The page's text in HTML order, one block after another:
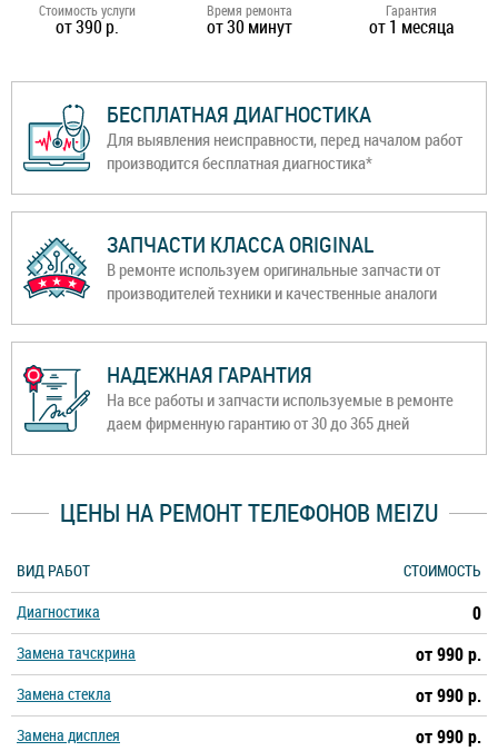
Стоимость услуги
от 390 р.
Время ремонта
от 30 минут
Гарантия
от 1 месяца
БЕСПЛАТНАЯ ДИАГНОСТИКА
Для выявления неисправности, перед началом работ
производится бесплатная диагностика*
ЗАПЧАСТИ КЛАССА ORIGINAL
В ремонте используем оригинальные запчасти от
производителей техники и качественные аналоги
НАДЕЖНАЯ ГАРАНТИЯ
На все работы и запчасти используемые в ремонте
даем фирменную гарантию от 30 до 365 дней
ЦЕНЫ НА РЕМОНТ ТЕЛЕФОНОВ MEIZU
ВИД РАБОТ
СТОИМОСТЬ
Диагностика
0
Замена тачскрина от 990 р.
Замена стекла от 990 р.
Замена дисплея от 990 р.